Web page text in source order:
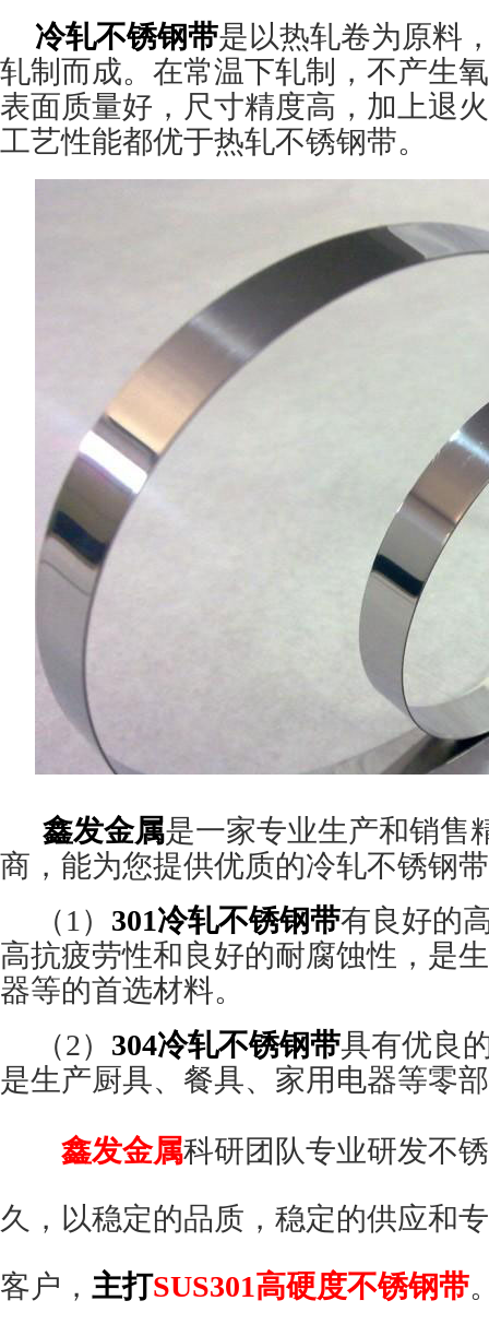
冷轧不锈钢带是以热轧卷为原料
轧制而成。在常温下轧制，不产生
表面质量好，尺寸精度高，加上退
工艺性能都优于热轧不锈钢带。
鑫发金属是一家专业生产和销售
商，能为您提供优质的冷轧不锈钢
（1 ） 301冷轧不锈钢带有良好的
高抗疲劳性和良好的耐腐蚀性，是
器等的首选材料。
（2） 304冷轧不锈钢带具有优良
是生产厨具、餐具、家用电器等零
鑫发金属科研团队专业研发不
久，以稳定的品质，稳定的供应和
客户， 主打SUS301高硬度不锈钢带